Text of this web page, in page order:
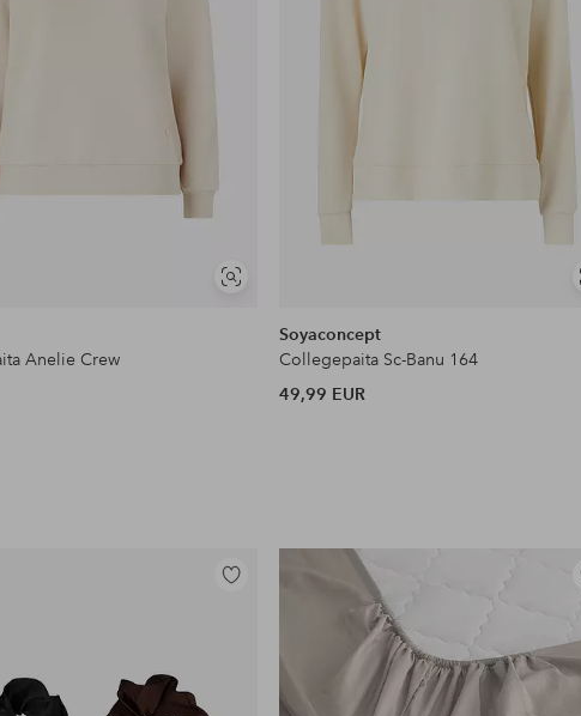
Näytä
Anelie Crew
Soyaconcept
Collegepaita Sc-Banu 164
49,99 EUR
Lisää